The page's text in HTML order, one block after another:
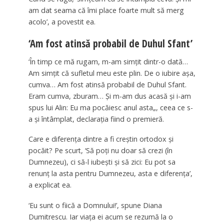
am dat seama că îmi place foarte mult să merg
acolo’, a povestit ea.
‘Am fost atinsă probabil de Duhul Sfant’
‘În timp ce mă rugam, m-am simțit dintr-o dată…
Am simțit că sufletul meu este plin. De o iubire așa,
cumva… Am fost atinsă probabil de Duhul Sfant.
Eram cumva, zburam… Și m-am dus acasă și i-am
spus lui Alin: Eu ma pocăiesc anul asta„, ceea ce s-
a și întâmplat, declarația fiind o premieră.
Care e diferența dintre a fi creștin ortodox și
pocăit? Pe scurt, ‘Să poți nu doar să crezi (în
Dumnezeu), ci să-l iubești și să zici: Eu pot sa
renunț la asta pentru Dumnezeu, asta e diferența’,
a explicat ea.
‘Eu sunt o fiică a Domnului!’, spune Diana
Dumitrescu. Iar viața ei acum se rezumă la o